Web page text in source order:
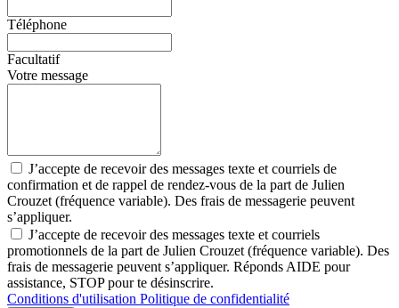
Téléphone
Facultatif
Votre message
J’accepte de recevoir des messages texte et courriels de
confirmation et de rappel de rendez-vous de la part de Julien
Crouzet (fréquence variable). Des frais de messagerie peuvent
s’appliquer.
J’accepte de recevoir des messages texte et courriels
promotionnels de la part de Julien Crouzet (fréquence variable). Des
frais de messagerie peuvent s’appliquer. Réponds AIDE pour
assistance, STOP pour te désinscrire.
Conditions d'utilisation Politique de confidentialité